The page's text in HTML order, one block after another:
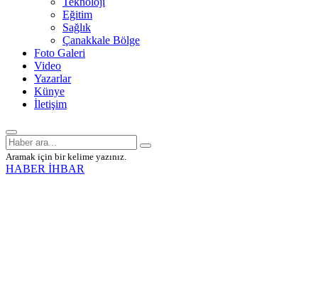
Eğitim
Sağlık
Çanakkale Bölge
Foto Galeri
Video
Yazarlar
Künye
İletişim
Aramak için bir kelime yazınız.
HABER İHBAR